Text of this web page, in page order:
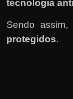
tecnologia
Sendo assim,
protegidos.